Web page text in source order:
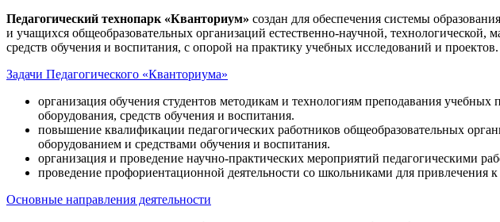
Педагогический технопарк «Кванториум» создан для обеспечения системы
и учащихся общеобразовательных организаций естественно-научной,
средств обучения и воспитания, с опорой на практику учебных исследований и проектов.
Задачи Педагогического «Кванториума»
организация обучения студентов методикам и технологиям преподавания
оборудования, средств обучения и воспитания.
повышение квалификации педагогических работников общеобразовательных
оборудованием и средствами обучения и воспитания.
организация и проведение научно-практических мероприятий педагогическими
проведение профориентационной деятельности со школьниками для привлечения
Основные направления деятельности